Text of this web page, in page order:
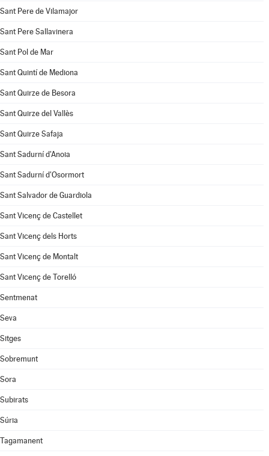
Sant Pere de Vilamajor
Sant Pere Sallavinera
Sant Pol de Mar
Sant Quintí de Mediona
Sant Quirze de Besora
Sant Quirze del Vallès
Sant Quirze Safaja
Sant Sadurní d'Anoia
Sant Sadurní d'Osormort
Sant Salvador de Guardiola
Sant Vicenç de Castellet
Sant Vicenç dels Horts
Sant Vicenç de Montalt
Sant Vicenç de Torelló
Sentmenat
Seva
Sitges
Sobremunt
Sora
Subirats
Súria
Tagamanent